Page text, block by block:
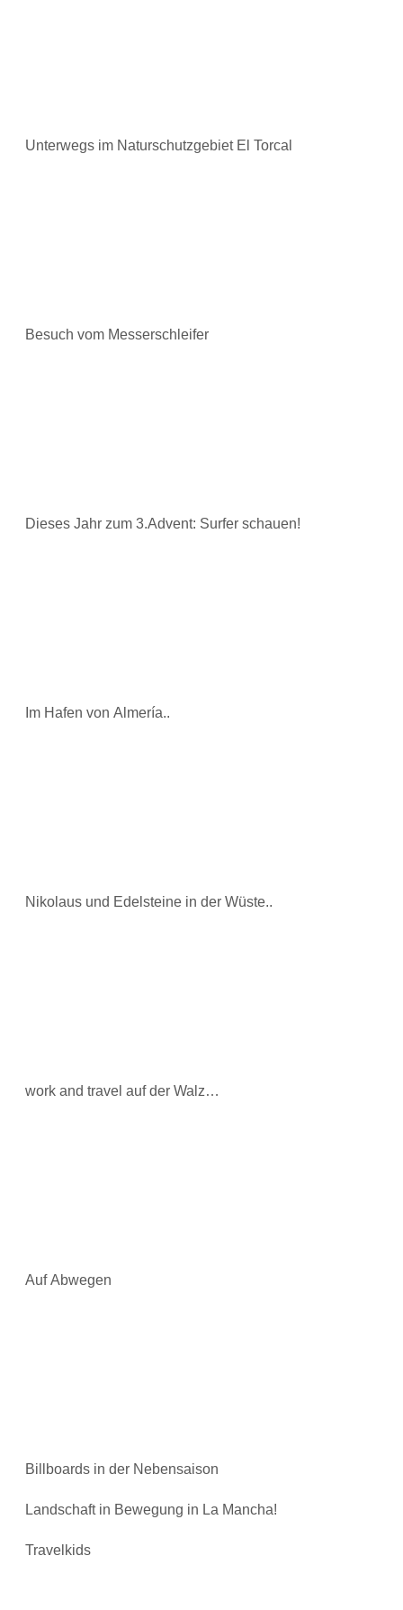
Unterwegs im Naturschutzgebiet El Torcal
Besuch vom Messerschleifer
Dieses Jahr zum 3.Advent: Surfer schauen!
Im Hafen von Almería..
Nikolaus und Edelsteine in der Wüste..
work and travel auf der Walz…
Auf Abwegen
Billboards in der Nebensaison
Landschaft in Bewegung in La Mancha!
Travelkids